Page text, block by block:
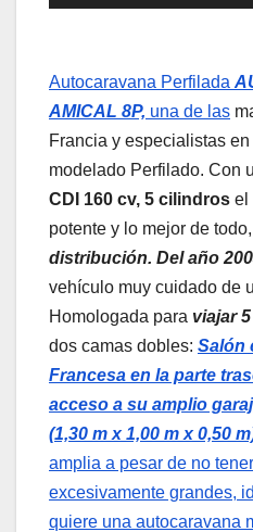
Autocaravana Perfilada
AMICAL 8P, una de las
Francia y especialistas
modelado Perfilado. Con
CDI 160 cv, 5 cilindros el
potente y lo mejor de
distribución. Del año
vehículo muy cuidado de
Homologada para viajar 5
dos camas dobles: Salón
Francesa en la parte
acceso a su amplio
(1,30 m x 1,00 m x 0,50
amplia a pesar de no
excesivamente grandes,
quiere una autocaravana